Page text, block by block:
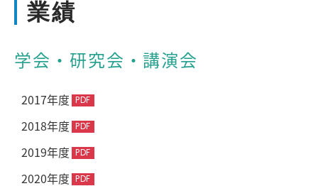
業績
学会・研究会・講演会
2017年度
2018年度
2019年度
2020年度